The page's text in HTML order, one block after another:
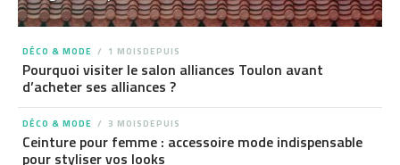
DÉCO & MODE 1 MOISDEPUIS
Pourquoi visiter le salon alliances Toulon avant
d’acheter ses alliances ?
DÉCO & MODE 3 MOISDEPUIS
Ceinture pour femme : accessoire mode indispensable
pour styliser vos looks